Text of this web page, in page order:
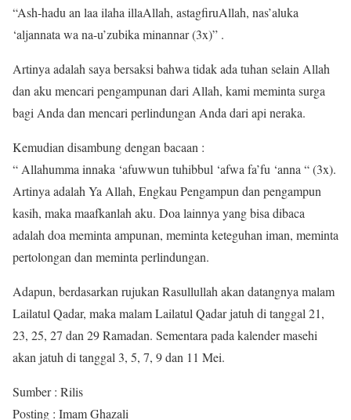
“Ash-hadu an laa ilaha illaAllah, astagfiruAllah, nas’aluka
‘aljannata wa na-u’zubika minannar (3x)” .
Artinya adalah saya bersaksi bahwa tidak ada tuhan selain Allah
dan aku mencari pengampunan dari Allah, kami meminta surga
bagi Anda dan mencari perlindungan Anda dari api neraka.
Kemudian disambung dengan bacaan :
“ Allahumma innaka ‘afuwwun tuhibbul ‘afwa fa’fu ‘anna “ (3x).
Artinya adalah Ya Allah, Engkau Pengampun dan pengampun
kasih, maka maafkanlah aku. Doa lainnya yang bisa dibaca
adalah doa meminta ampunan, meminta keteguhan iman, meminta
pertolongan dan meminta perlindungan.
Adapun, berdasarkan rujukan Rasullullah akan datangnya malam
Lailatul Qadar, maka malam Lailatul Qadar jatuh di tanggal 21,
23, 25, 27 dan 29 Ramadan. Sementara pada kalender masehi
akan jatuh di tanggal 3, 5, 7, 9 dan 11 Mei.
Sumber : Rilis
Posting : Imam Ghazali